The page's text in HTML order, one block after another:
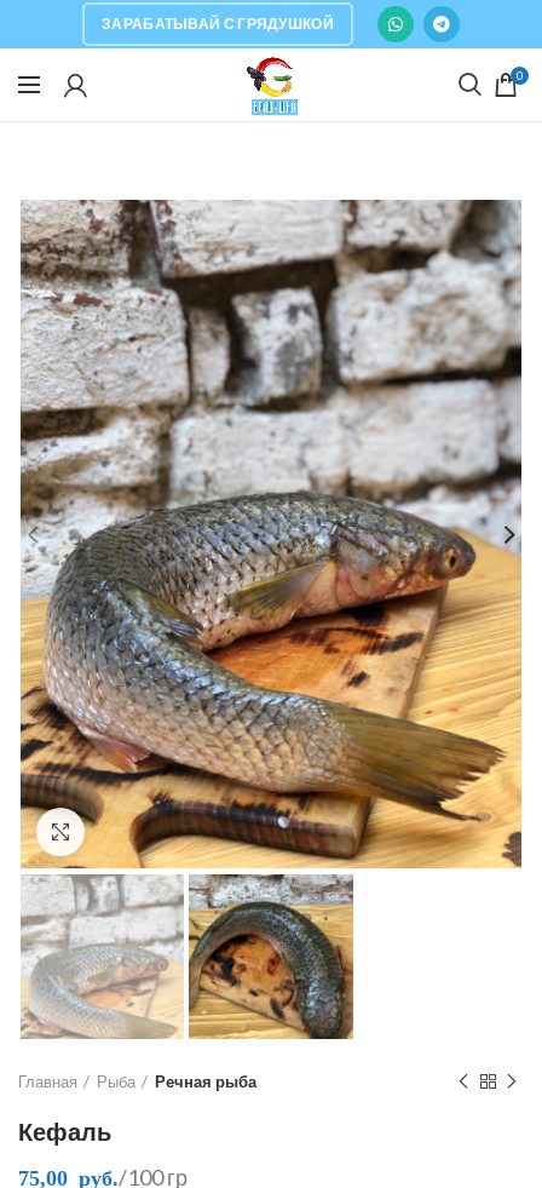
ЗАРАБАТЫВАЙ С ГРЯДУШКОЙ
0
Click to enlarge
Главная Рыба Речная рыба
Кефаль
75,00 руб. /100 гр